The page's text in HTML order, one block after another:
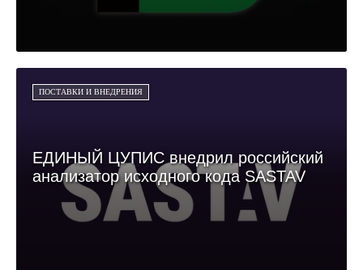
ПОСТАВКИ И ВНЕДРЕНИЯ
ЕДИНЫЙ ЦУПИС внедрил российский
анализатор исходного кода SASTAV